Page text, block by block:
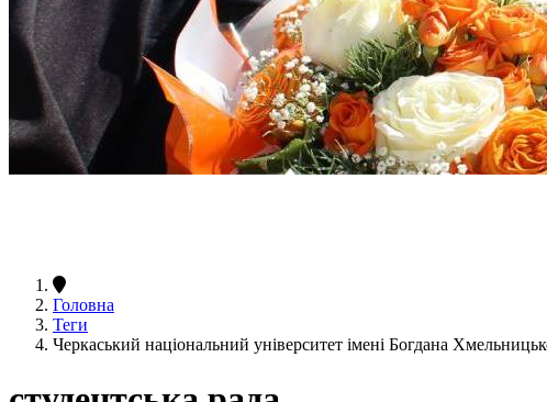
Головна
Теги
Черкаський національний університет імені Богдана